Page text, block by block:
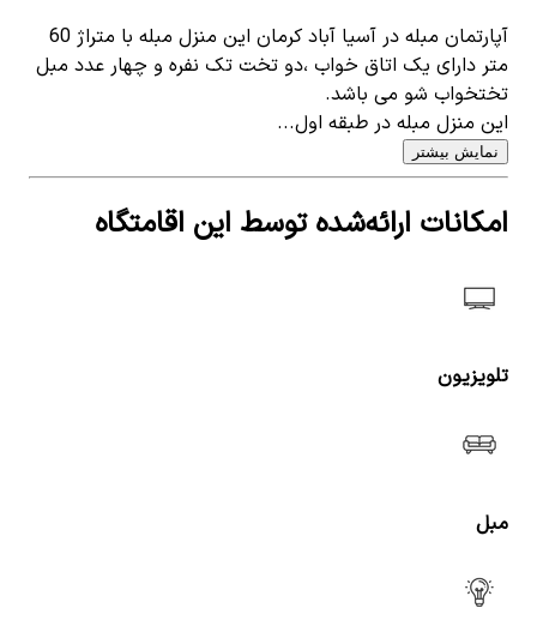
آپارتمان مبله در آسیا آباد کرمان این منزل مبله با متراژ 60
متر دارای یک اتاق خواب ،دو تخت تک نفره و چهار عدد مبل
تختخواب شو می باشد.
این منزل مبله در طبقه اول...
نمایش بیشتر
امکانات ارائه‌شده توسط این اقامتگاه
تلویزیون
مبل